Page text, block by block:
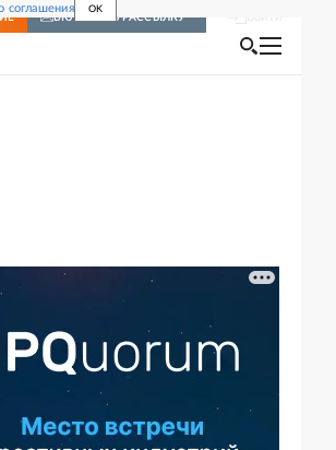
соглашения OK
ВКЛЮЧИТЬ РАССЫЛКУ